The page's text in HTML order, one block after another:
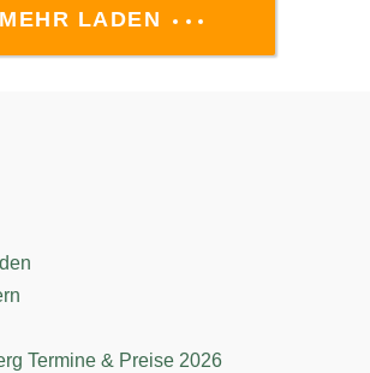
MEHR LADEN
Termine & Preise 2026